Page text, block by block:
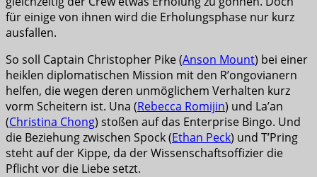
für einige von ihnen wird die Erholungsphase nur kurz
ausfallen.
So soll Captain Christopher Pike (Anson Mount) bei einer
heiklen diplomatischen Mission mit den R’ongovianern
helfen, die wegen deren unmöglichem Verhalten kurz
vorm Scheitern ist. Una (Rebecca Romijin) und La’an
(Christina Chong) stoßen auf das Enterprise Bingo. Und
die Beziehung zwischen Spock (Ethan Peck) und T’Pring
steht auf der Kippe, da der Wissenschaftsoffizier die
Pflicht vor die Liebe setzt.